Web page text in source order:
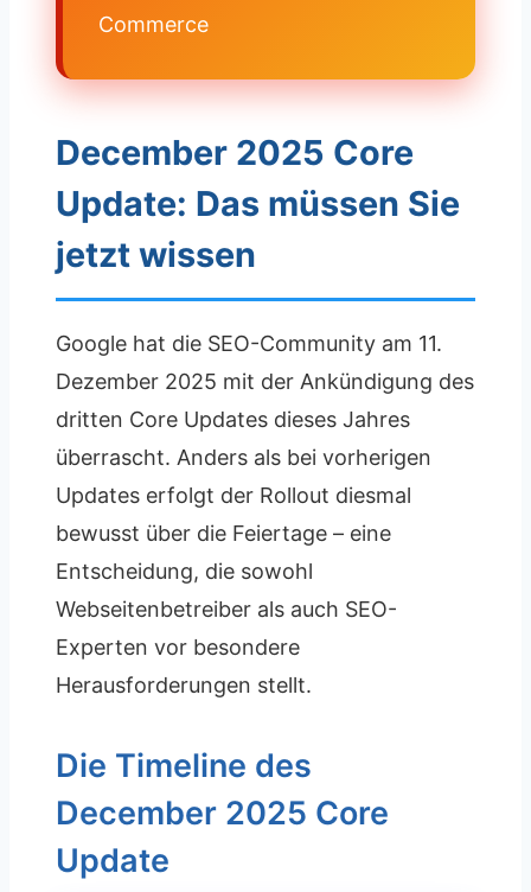
Commerce
December 2025 Core
Update: Das müssen Sie
jetzt wissen
Google hat die SEO-Community am 11.
Dezember 2025 mit der Ankündigung des
dritten Core Updates dieses Jahres
überrascht. Anders als bei vorherigen
Updates erfolgt der Rollout diesmal
bewusst über die Feiertage – eine
Entscheidung, die sowohl
Webseitenbetreiber als auch SEO-
Experten vor besondere
Herausforderungen stellt.
Die Timeline des
December 2025 Core
Update